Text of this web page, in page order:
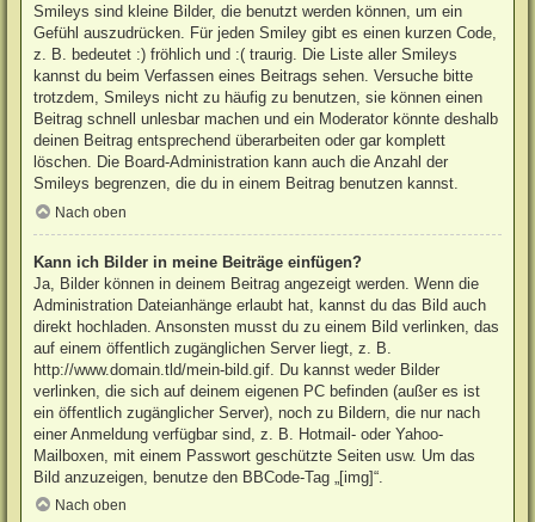
Smileys sind kleine Bilder, die benutzt werden können, um ein
Gefühl auszudrücken. Für jeden Smiley gibt es einen kurzen Code,
z. B. bedeutet :) fröhlich und :( traurig. Die Liste aller Smileys
kannst du beim Verfassen eines Beitrags sehen. Versuche bitte
trotzdem, Smileys nicht zu häufig zu benutzen, sie können einen
Beitrag schnell unlesbar machen und ein Moderator könnte deshalb
deinen Beitrag entsprechend überarbeiten oder gar komplett
löschen. Die Board-Administration kann auch die Anzahl der
Smileys begrenzen, die du in einem Beitrag benutzen kannst.
Nach oben
Kann ich Bilder in meine Beiträge einfügen?
Ja, Bilder können in deinem Beitrag angezeigt werden. Wenn die
Administration Dateianhänge erlaubt hat, kannst du das Bild auch
direkt hochladen. Ansonsten musst du zu einem Bild verlinken, das
auf einem öffentlich zugänglichen Server liegt, z. B.
http://www.domain.tld/mein-bild.gif. Du kannst weder Bilder
verlinken, die sich auf deinem eigenen PC befinden (außer es ist
ein öffentlich zugänglicher Server), noch zu Bildern, die nur nach
einer Anmeldung verfügbar sind, z. B. Hotmail- oder Yahoo-
Mailboxen, mit einem Passwort geschützte Seiten usw. Um das
Bild anzuzeigen, benutze den BBCode-Tag „[img]“.
Nach oben